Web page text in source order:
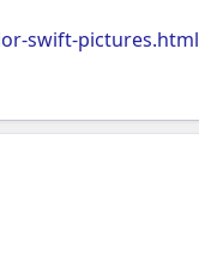
swift-pictures.html